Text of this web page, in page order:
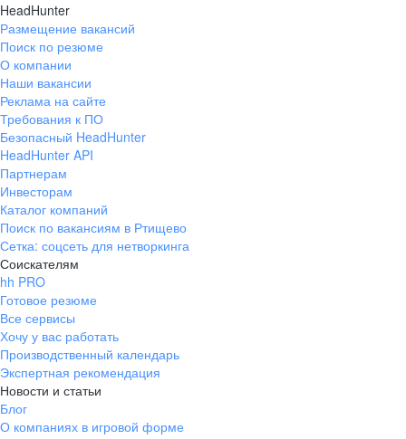
HeadHunter
Размещение вакансий
Поиск по резюме
О компании
Наши вакансии
Реклама на сайте
Требования к ПО
Безопасный HeadHunter
HeadHunter API
Партнерам
Инвесторам
Каталог компаний
Поиск по вакансиям в Ртищево
Сетка: соцсеть для нетворкинга
Соискателям
hh PRO
Готовое резюме
Все сервисы
Хочу у вас работать
Производственный календарь
Экспертная рекомендация
Новости и статьи
Блог
О компаниях в игровой форме